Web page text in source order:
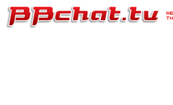
ライブ2ショット
BBチャットTVの